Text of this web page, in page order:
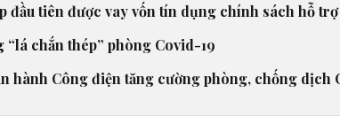
đầu tiên được vay vốn tín dụng chính sách hỗ
“lá chắn thép” phòng Covid-19
hành Công điện tăng cường phòng, chống dịch